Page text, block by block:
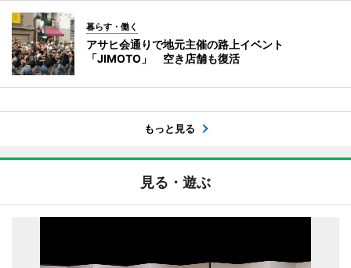
暮らす・働く
アサヒ会通りで地元主催の路上イベント
「JIMOTO」 空き店舗も復活
もっと見る
見る・遊ぶ